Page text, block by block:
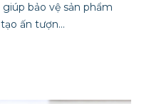
bảo vệ sản phẩm
ấn tượn...